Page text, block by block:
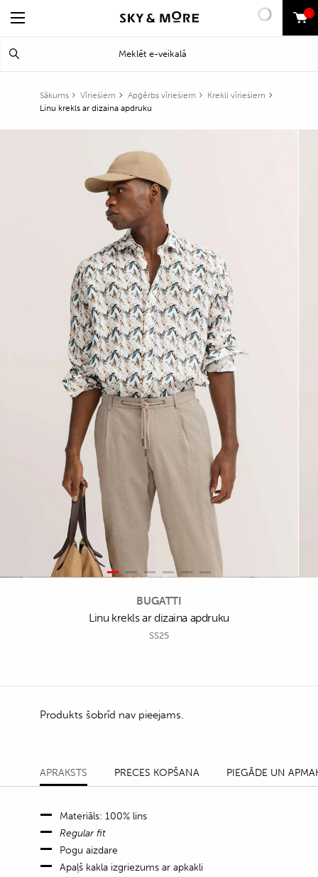
0
Sākums Vīriešiem Apģērbs vīriešiem
Krekli vīriešiem
Linu krekls ar dizaina apdruku
BUGATTI
Linu krekls ar dizaina apdruku
SS25
Produkts šobrīd nav pieejams.
APRAKSTS PRECES KOPŠANA PIEGĀDE UN
Materiāls: 100% lins
Regular fit
Pogu aizdare
Apaļš kakla izgriezums ar apkakli